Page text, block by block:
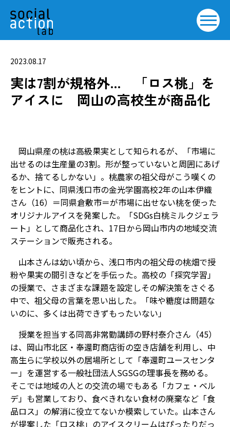
2023.08.17
実は7割が規格外… 「ロス桃」を
アイスに 岡山の高校生が商品化
岡山県産の桃は高級果実として知られるが、「市場に
出せるのは生産量の3割。形が整っていないと周囲にあげ
るか、捨てるしかない」。桃農家の祖父母がこう嘆くの
をヒントに、同県浅口市の金光学園高校2年の山本伊織
さん（16）＝同県倉敷市＝が市場に出せない桃を使った
オリジナルアイスを発案した。「SDGs白桃ミルクジェラ
ート」として商品化され、17日から岡山市内の地域交流
ステーションで販売される。
山本さんは幼い頃から、浅口市内の祖父母の桃畑で授
粉や果実の間引きなどを手伝った。高校の「探究学習」
の授業で、さまざまな課題を設定しその解決策をさぐる
中で、祖父母の言葉を思い出した。「味や糖度は問題な
いのに、多くは出荷できずもったいない」
授業を担当する同高非常勤講師の野村泰介さん（45）
は、岡山市北区・奉還町商店街の空き店舗を利用し、中
高生らに学校以外の居場所として「奉還町ユースセンタ
ー」を運営する一般社団法人SGSGの理事長を務める。
そこでは地域の人との交流の場でもある「カフェ・ベル
デ」も営業しており、食べきれない食材の廃棄など「食
品ロス」の解消に役立てないか模索していた。山本さん
が提案した「ロス桃」のアイスクリームはぴったりだっ